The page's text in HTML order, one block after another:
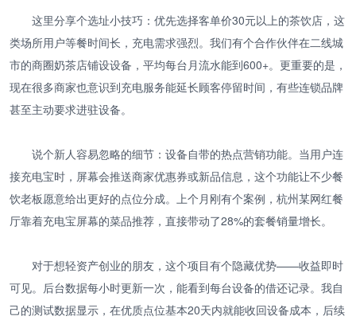
这里分享个选址小技巧：优先选择客单价30元以上的茶饮店，这
类场所用户等餐时间长，充电需求强烈。我们有个合作伙伴在二线城
市的商圈奶茶店铺设设备，平均每台月流水能到600+。更重要的是，
现在很多商家也意识到充电服务能延长顾客停留时间，有些连锁品牌
甚至主动要求进驻设备。
说个新人容易忽略的细节：设备自带的热点营销功能。当用户连
接充电宝时，屏幕会推送商家优惠券或新品信息，这个功能让不少餐
饮老板愿意给出更好的点位分成。上个月刚有个案例，杭州某网红餐
厅靠着充电宝屏幕的菜品推荐，直接带动了28%的套餐销量增长。
对于想轻资产创业的朋友，这个项目有个隐藏优势——收益即时
可见。后台数据每小时更新一次，能看到每台设备的借还记录。我自
己的测试数据显示，在优质点位基本20天内就能收回设备成本，后续